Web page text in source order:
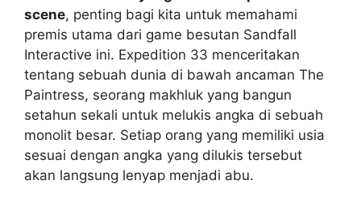
scene, penting bagi kita untuk memahami
premis utama dari game besutan Sandfall
Interactive ini. Expedition 33 menceritakan
tentang sebuah dunia di bawah ancaman The
Paintress, seorang makhluk yang bangun
setahun sekali untuk melukis angka di sebuah
monolit besar. Setiap orang yang memiliki usia
sesuai dengan angka yang dilukis tersebut
akan langsung lenyap menjadi abu.